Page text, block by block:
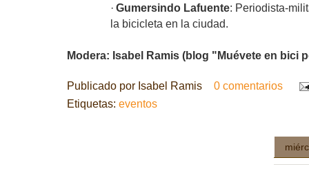
· Gumersindo Lafuente: Periodista-
la bicicleta en la ciudad.
Modera: Isabel Ramis (blog "Muévete en bici
Publicado por Isabel Ramis
0 comentarios
Etiquetas: eventos